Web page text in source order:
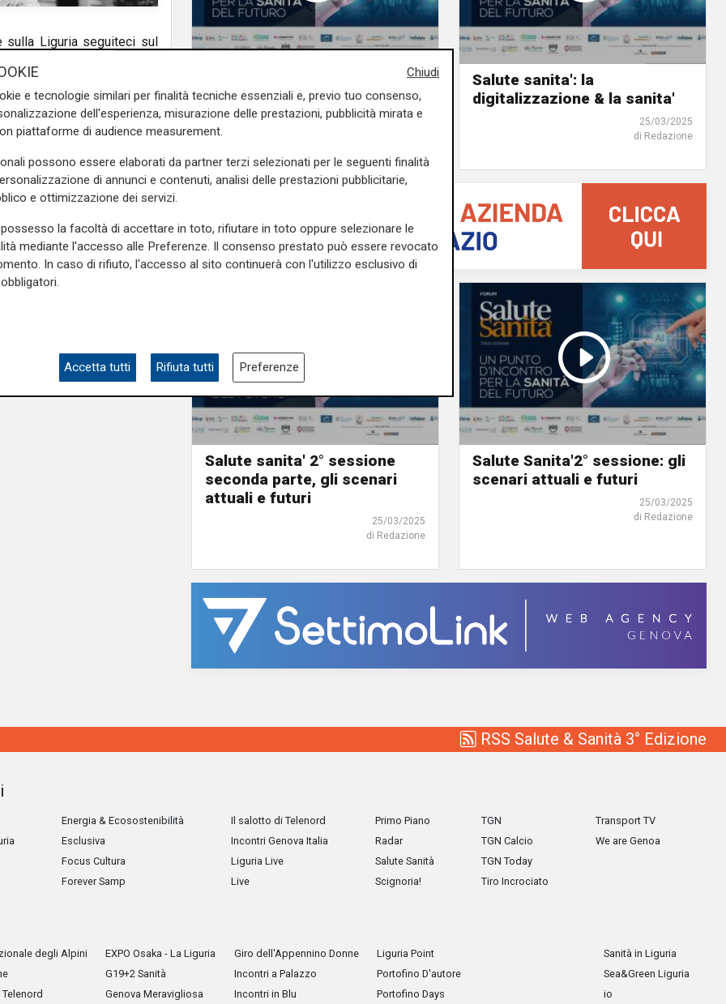
sulla Liguria seguiteci sul
Salute sanita': 4° sessione la
sanita' a misura di cittadino
25/03/2025
Salute sanita': la
digitalizzazione & la sanita'
25/03/2025
di Redazione
Salute sanita' 2° sessione
seconda parte, gli scenari
attuali e futuri
25/03/2025
di Redazione
Salute Sanita'2° sessione: gli
scenari attuali e futuri
25/03/2025
di Redazione
RSS Salute & Sanità 3° Edizione
Energia & Ecosostenibilità
Esclusiva
Focus Cultura
Forever Samp
Il salotto di Telenord
Incontri Genova Italia
Liguria Live
Live
Primo Piano
Radar
Salute Sanità
Scignoria!
TGN
TGN Calcio
TGN Today
Tiro Incrociato
Transport TV
We are Genoa
degli Alpini
EXPO Osaka - La Liguria
G19+2 Sanità
Genova Meravigliosa
Giro dell'Appennino Donne
Incontri a Palazzo
Incontri in Blu
Liguria Point
Portofino D'autore
Portofino Days
Sanità in Liguria
Sea&Green Liguria
io
Chiudi
e tecnologie similari per finalità tecniche essenziali e, previo tuo consenso,
dell'esperienza, misurazione delle prestazioni, pubblicità mirata e
piattaforme di audience measurement.
possono essere elaborati da partner terzi selezionati per le seguenti finalità
di annunci e contenuti, analisi delle prestazioni pubblicitarie,
e ottimizzazione dei servizi.
la facoltà di accettare in toto, rifiutare in toto oppure selezionare le
mediante l'accesso alle Preferenze. Il consenso prestato può essere revocato
In caso di rifiuto, l'accesso al sito continuerà con l'utilizzo esclusivo di
Accetta tutti Rifiuta tutti Preferenze